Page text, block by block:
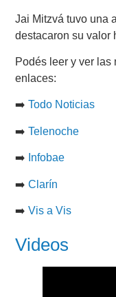
Jai Mitzvá tuvo una
destacaron su valor
Podés leer y ver
enlaces:
➡️Todo Noticias
➡️Telenoche
➡️ Infobae
➡️Clarín
➡️Vis a Vis
Videos